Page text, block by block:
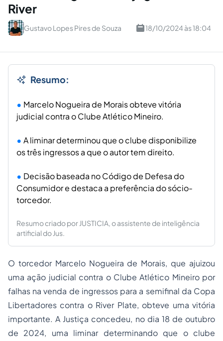
River
Gustavo Lopes Pires de Souza 18/10/2024 às 18:04
Resumo:
Marcelo Nogueira de Morais obteve vitória
judicial contra o Clube Atlético Mineiro.
A liminar determinou que o clube disponibilize
os três ingressos a que o autor tem direito.
Decisão baseada no Código de Defesa do
Consumidor e destaca a preferência do sócio-
torcedor.
Resumo criado por JUSTICIA, o assistente de inteligência
artificial do Jus.
O torcedor Marcelo Nogueira de Morais, que ajuizou
uma ação judicial contra o Clube Atlético Mineiro por
falhas na venda de ingressos para a semifinal da Copa
Libertadores contra o River Plate, obteve uma vitória
importante. A Justiça concedeu, no dia 18 de outubro
de 2024, uma liminar determinando que o clube